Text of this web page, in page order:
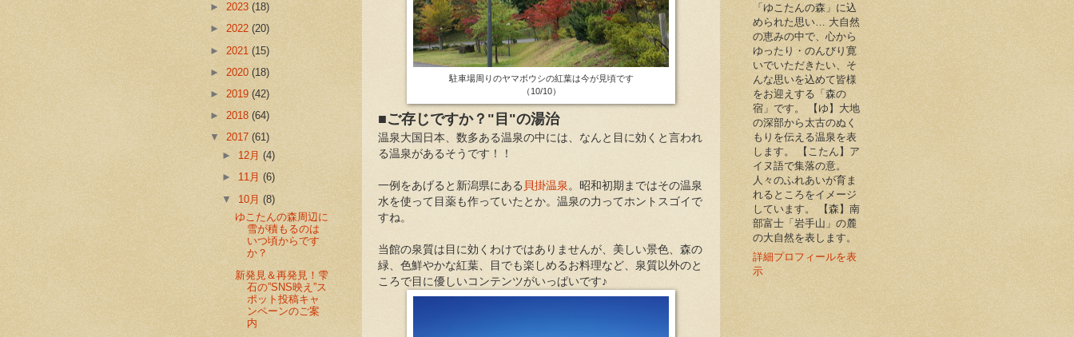
駐車場周りのヤマボウシの紅葉は今が見頃です
（10/10）
■ご存じですか？"目"の湯治
温泉大国日本、数多ある温泉の中には、なんと目に効くと言われ
る温泉があるそうです！！
一例をあげると新潟県にある 貝掛温泉。昭和初期まではその温泉
水を使って目薬も作っていたとか。温泉の力ってホントスゴイで
すね。
当館の泉質は目に効くわけではありませんが、美しい景色、森の
緑、色鮮やかな紅葉、目でも楽しめるお料理など、泉質以外のと
ころで目に優しいコンテンツがいっぱいです♪
► 2023 (18)
► 2022 (20)
► 2021 (15)
► 2020 (18)
► 2019 (42)
► 2018 (64)
▼ 2017 (61)
► 12月(4)
► 11月(6)
▼ 10月(8)
ゆこたんの森周辺に
雪が積もるのは
いつ頃からです
か？
新発見＆再発見！雫
石の”SNS映え”ス
ポット投稿キャ
ンペーンのご案
内
「ゆこたんの森」に込
められた思い… 大自然
の恵みの中で、心から
ゆったり・のんびり寛
いでいただきたい、そ
んな思いを込めて皆様
をお迎えする「森の
宿」です。 【ゆ】大地
の深部から太古のぬく
もりを伝える温泉を表
します。 【こたん】ア
イヌ語で集落の意。
人々のふれあいが育ま
れるところをイメージ
しています。 【森】南
部富士「岩手山」の麓
の大自然を表します。
詳細プロフィールを表
示